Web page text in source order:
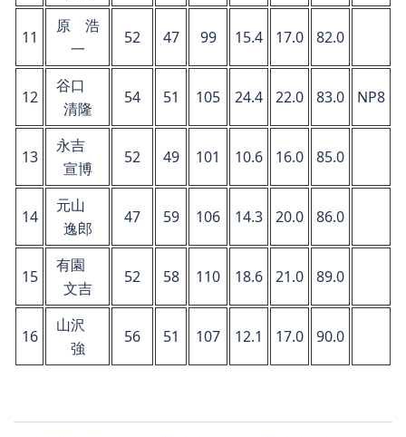
11
原 浩
一
52 47 99 15.4 17.0 82.0
12
谷口
清隆
54 51 105 24.4 22.0 83.0 NP8
13
永吉
宣博
52 49 101 10.6 16.0 85.0
14
元山
逸郎
47 59 106 14.3 20.0 86.0
15
有園
文吉
52 58 110 18.6 21.0 89.0
16
山沢
強
56 51 107 12.1 17.0 90.0